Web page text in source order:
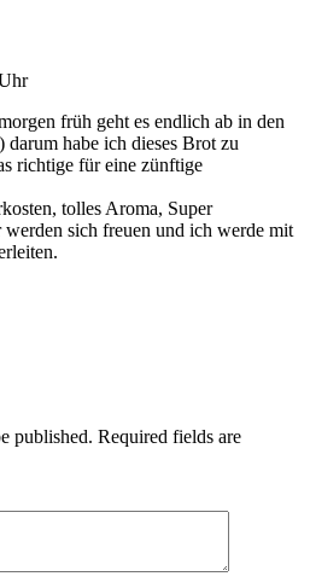
früh geht es endlich ab in den
habe ich dieses Brot zu
richtige für eine zünftige
tolles Aroma, Super
werden sich freuen und ich werde mit
published. Required fields are